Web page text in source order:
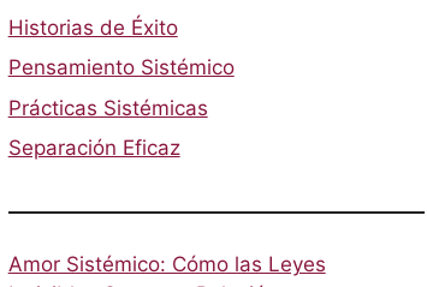
Historias de Éxito
Pensamiento Sistémico
Prácticas Sistémicas
Separación Eficaz
Amor Sistémico: Cómo las Leyes